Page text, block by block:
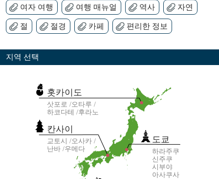
여자 여행 여행 매뉴얼 역사 자연
절 절경 카페 편리한 정보
지역 선택
도쿄
하라주쿠
신주쿠
시부야
아사쿠사
칸사이
교토시
오사카
난바 우메다
홋카이도
삿포로
오타루
하코다테
후라노